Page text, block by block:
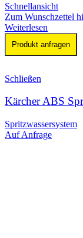
Schnellansicht
Zum Wunschzettel
Weiterlesen
Produkt anfragen
Schließen
Kärcher ABS
Spritzwassersystem
Auf Anfrage